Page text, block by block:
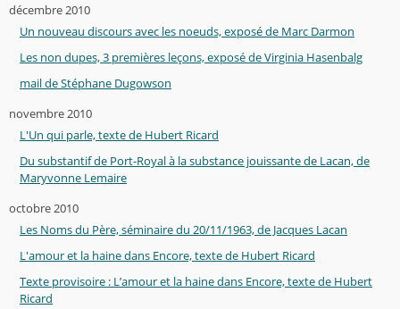
décembre 2010
Un nouveau discours avec les noeuds, exposé de Marc Darmon
Les non dupes, 3 premières leçons, exposé de Virginia Hasenbalg
mail de Stéphane Dugowson
novembre 2010
L'Un qui parle, texte de Hubert Ricard
Du substantif de Port-Royal à la substance jouissante de Lacan, de
Maryvonne Lemaire
octobre 2010
Les Noms du Père, séminaire du 20/11/1963, de Jacques Lacan
L'amour et la haine dans Encore, texte de Hubert Ricard
Texte provisoire : L’amour et la haine dans Encore, texte de Hubert
Ricard